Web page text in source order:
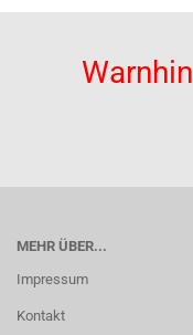
MEHR ÜBER...
Impressum
Kontakt